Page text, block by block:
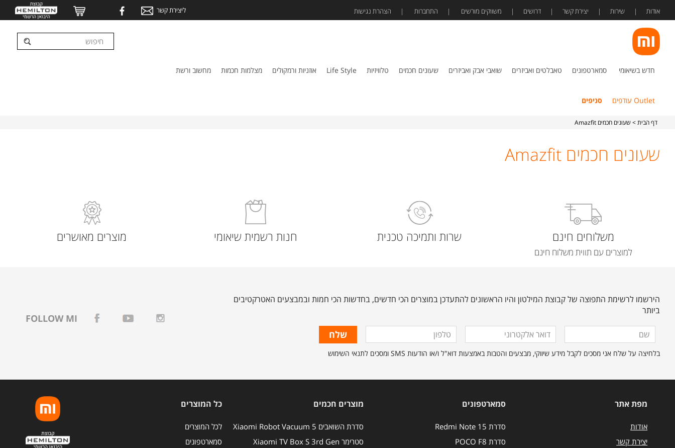
אודות שירות יצירת קשר דרושים משווקים מורשים התחברות הצהרת נגישות ליצירת קשר
חדש בשיאומי סמארטפונים טאבלטים ואביזרים שואבי אבק ואביזרים שעונים חכמים טלוויזיות Life Style אוזניות ורמקולים מצלמות חכמות מחשוב ורשת
Outlet עודפים סניפים
דף הבית> שעונים חכמים Amazfit
שעונים חכמים Amazfit
משלוחים חינם
למוצרים עם תווית משלוח חינם
שרות ותמיכה טכנית חנות רשמית שיאומי מוצרים מאושרים
FOLLOW MI
הירשמו לרשימת התפוצה של קבוצת המילטון והיו הראשונים להתעדכן במוצרים הכי חדשים, בחדשות הכי חמות ובמבצעים האטרקטיבים
ביותר
מלאו
את
הפרטים
כדי
לרשימת
אלקטרוני
בלחיצה על שלח אני מסכים לקבל מידע שיווקי, מבצעים והטבות באמצעות דוא"ל ו/או הודעות SMS ומסכים לתנאי השימוש
מפת אתר
אודות
יצירת קשר
סמארטפונים
סדרת Redmi Note 15
סדרת POCO F8
מוצרים חכמים
סדרת השואבים Xiaomi Robot Vacuum 5
סטרימר Xiaomi TV Box S 3rd Gen
כל המוצרים
לכל המוצרים
סמארטפונים